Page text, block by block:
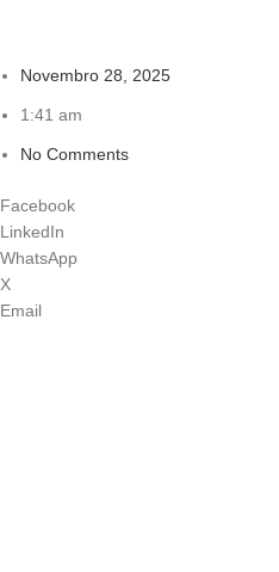
Novembro 28, 2025
1:41 am
No Comments
Facebook
LinkedIn
WhatsApp
X
Email